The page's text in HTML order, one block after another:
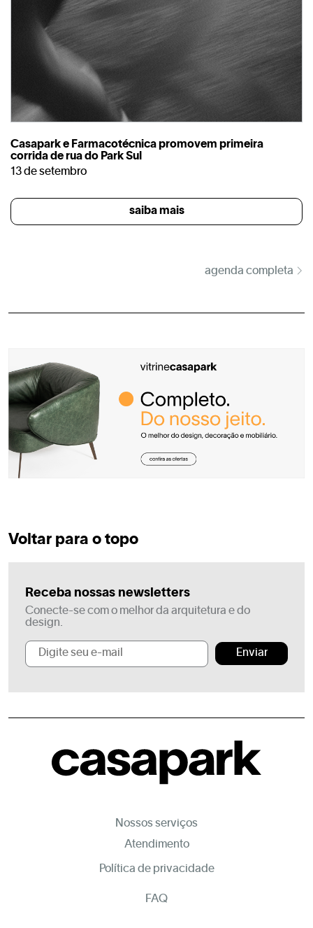
Casapark e Farmacotécnica promovem primeira
corrida de rua do Park Sul
13 de setembro
saiba mais
agenda completa
Voltar para o topo
Receba nossas newsletters
Conecte-se com o melhor da arquitetura e do
design.
Enviar
Nossos serviços
Atendimento
Política de privacidade
FAQ